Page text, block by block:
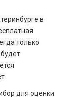
в
только
для оценки